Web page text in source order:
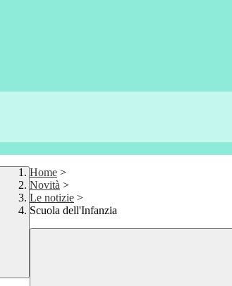
Home >
Novità >
Le notizie >
Scuola dell'Infanzia